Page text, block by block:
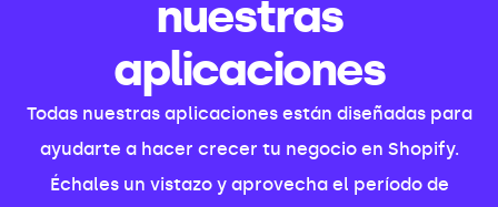
nuestras
aplicaciones
Todas nuestras aplicaciones están diseñadas para
ayudarte a hacer crecer tu negocio en Shopify.
Échales un vistazo y aprovecha el período de